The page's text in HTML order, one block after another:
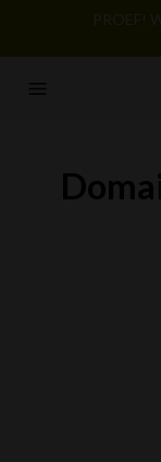
PROEF!